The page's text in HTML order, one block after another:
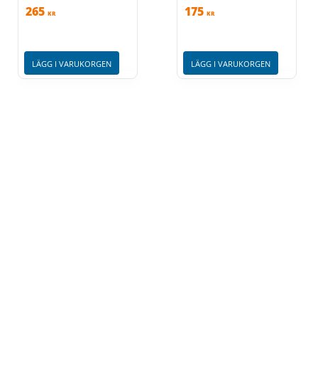
265 KR
LÄGG I VARUKORGEN
175 KR
LÄGG I VARUKORGEN